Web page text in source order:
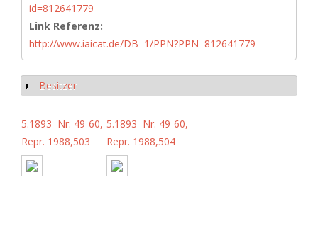
id=812641779
Link Referenz:
http://www.iaicat.de/DB=1/PPN?PPN=812641779
Anzeigen
Besitzer
5.1893=Nr. 49-60,
Repr. 1988,503
5.1893=Nr. 49-60,
Repr. 1988,504